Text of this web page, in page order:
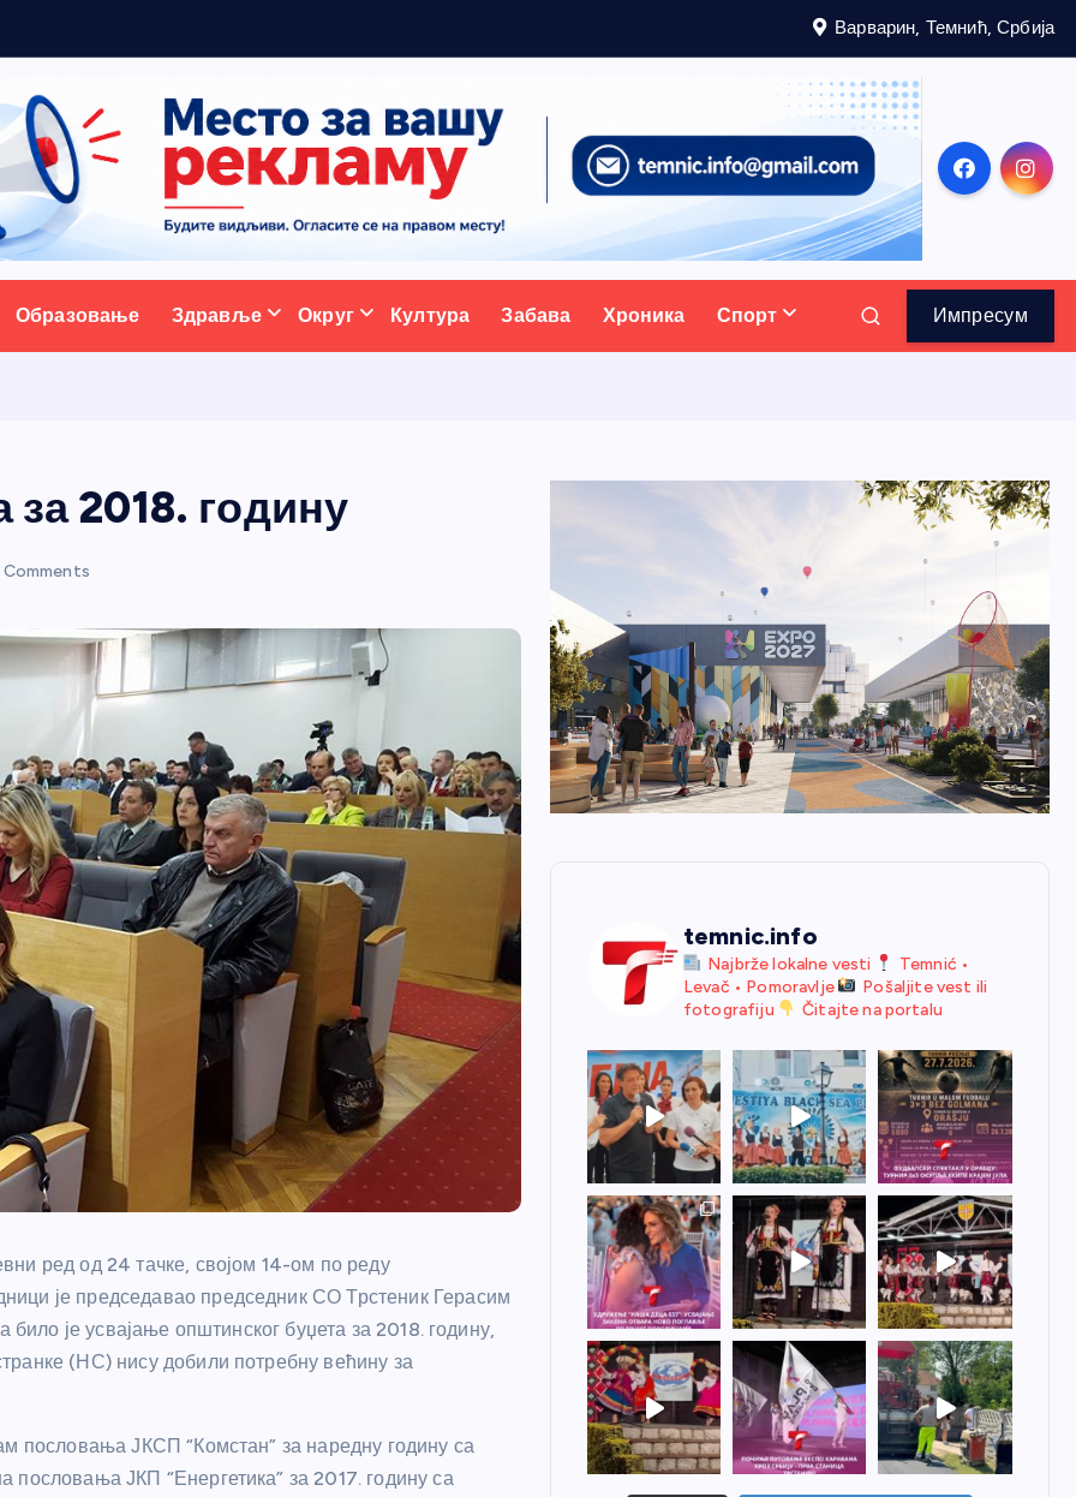
Варварин, Темнић, Србија
портал
Образовање Здравље Округ Култура Забава Хроника Спорт Импресум
за 2018. годину
ред од 24 тачке, својом 14-ом по реду
је председавао председник СО Трстеник Герасим
је усвајање општинског буџета за 2018. годину,
(НС) нису добили потребну већину за
пословања ЈКСП “Комстан” за наредну годину са
ЈКП “Енергетика” за 2017. годину са
temnic.info
Najbrže lokalne vesti
Temnić •
Levač • Pomoravlje
Pošaljite vest ili
fotografiju
Čitajte na portalu